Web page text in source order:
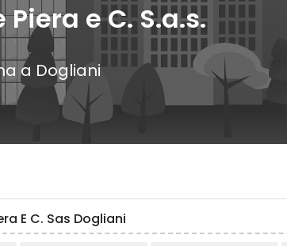
e C. S.a.s.
a Dogliani
E C. Sas Dogliani